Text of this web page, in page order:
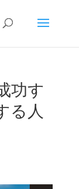
功す
る人